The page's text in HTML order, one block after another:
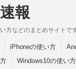
報
方などのまとめサイトで
iPhoneの使い方
Windows10の使い方